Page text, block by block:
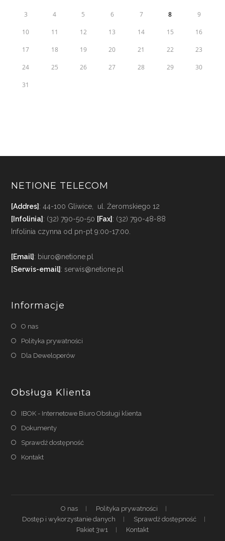
3 4 5 6 7 8 9
10 11 12 13 14 15 16
17 18 19 20 21 22 23
24 25 26 27 28 29 30
31
NETIONE TELECOM
[Addres] : 44-100 Gliwice, ul. Żeromskiego 12
[Infolinia] : (32) 790-50-50 [Fax] : (32) 790-48-88
Infolinia czynna od pn-pt 9:00-17:00.
[Email] : biuro@netione.pl
[Serwis-email] : serwis@netione.pl
Informacje
O nas
Polityka prywatności
Dla Deweloperów
Obsługa Klienta
IBOK - Internetowe Biuro Obsługi klienta
Dokumenty
Sprawdź dostępność
Kontakt
O nas
Polityka prywatności
Dostęp i wykorzystanie danych
Sprawdź dostępność
Pakiet 3w1
Kontakt